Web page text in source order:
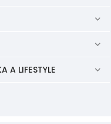
A LIFESTYLE